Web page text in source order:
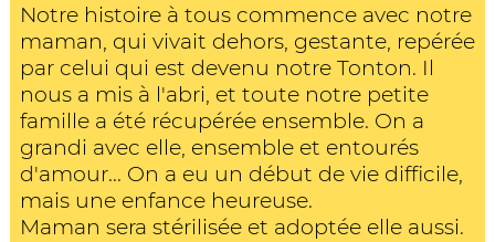
Notre histoire à tous commence avec notre
maman, qui vivait dehors, gestante, repérée
par celui qui est devenu notre Tonton. Il
nous a mis à l'abri, et toute notre petite
famille a été récupérée ensemble. On a
grandi avec elle, ensemble et entourés
d'amour... On a eu un début de vie difficile,
mais une enfance heureuse.
Maman sera stérilisée et adoptée elle aussi.